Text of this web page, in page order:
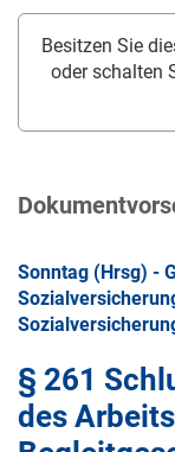
Besitzen Sie
oder schalten
Sonntag (Hrsg) -
§ 261
des